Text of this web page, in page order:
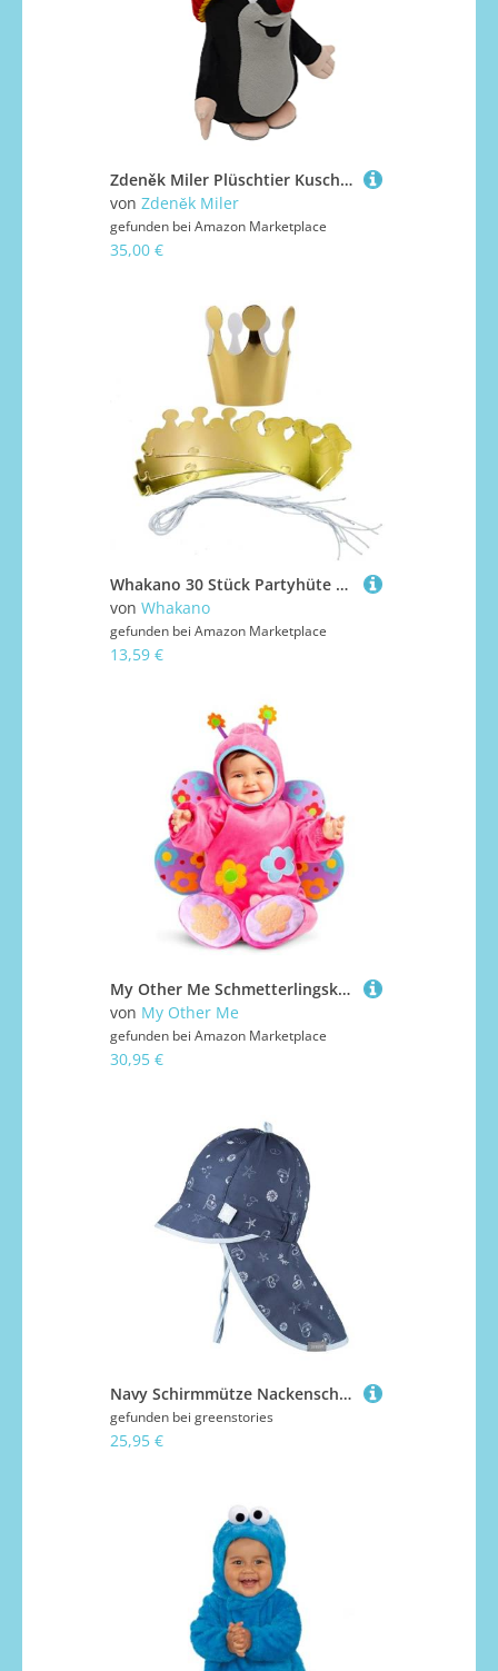
Zdeněk Miler Plüschtier Kuscheltier 25 cm Original Der Kleine Maulwurf mit Rot Mütze, Stehend Stofftier Schmusetier für Kinder Baby Jungen Mädchen
von Zdeněk Miler
gefunden bei Amazon Marketplace
35,00 €
Whakano 30 Stück Partyhüte zum Geburtstag,Verstellbarer Geburtstagshut Geburtstagskrone für Kinder,Papier Krone Partyhüte,Geburtstagsfeier,Kindergeburtstag,Baby Shower Foto Requisiten,Gold255x93mm
von Whakano
gefunden bei Amazon Marketplace
13,59 €
My Other Me Schmetterlingskostüm für Babys, Unisex, mit Mütze, Body und Flügeln in rosa mit floralen Details, Größe 0-6 Monate, ideal für ein bezauberndes Fotoshooting
von My Other Me
gefunden bei Amazon Marketplace
30,95 €
Navy Schirmmütze Nackenschutz 45/47
gefunden bei greenstories
25,95 €